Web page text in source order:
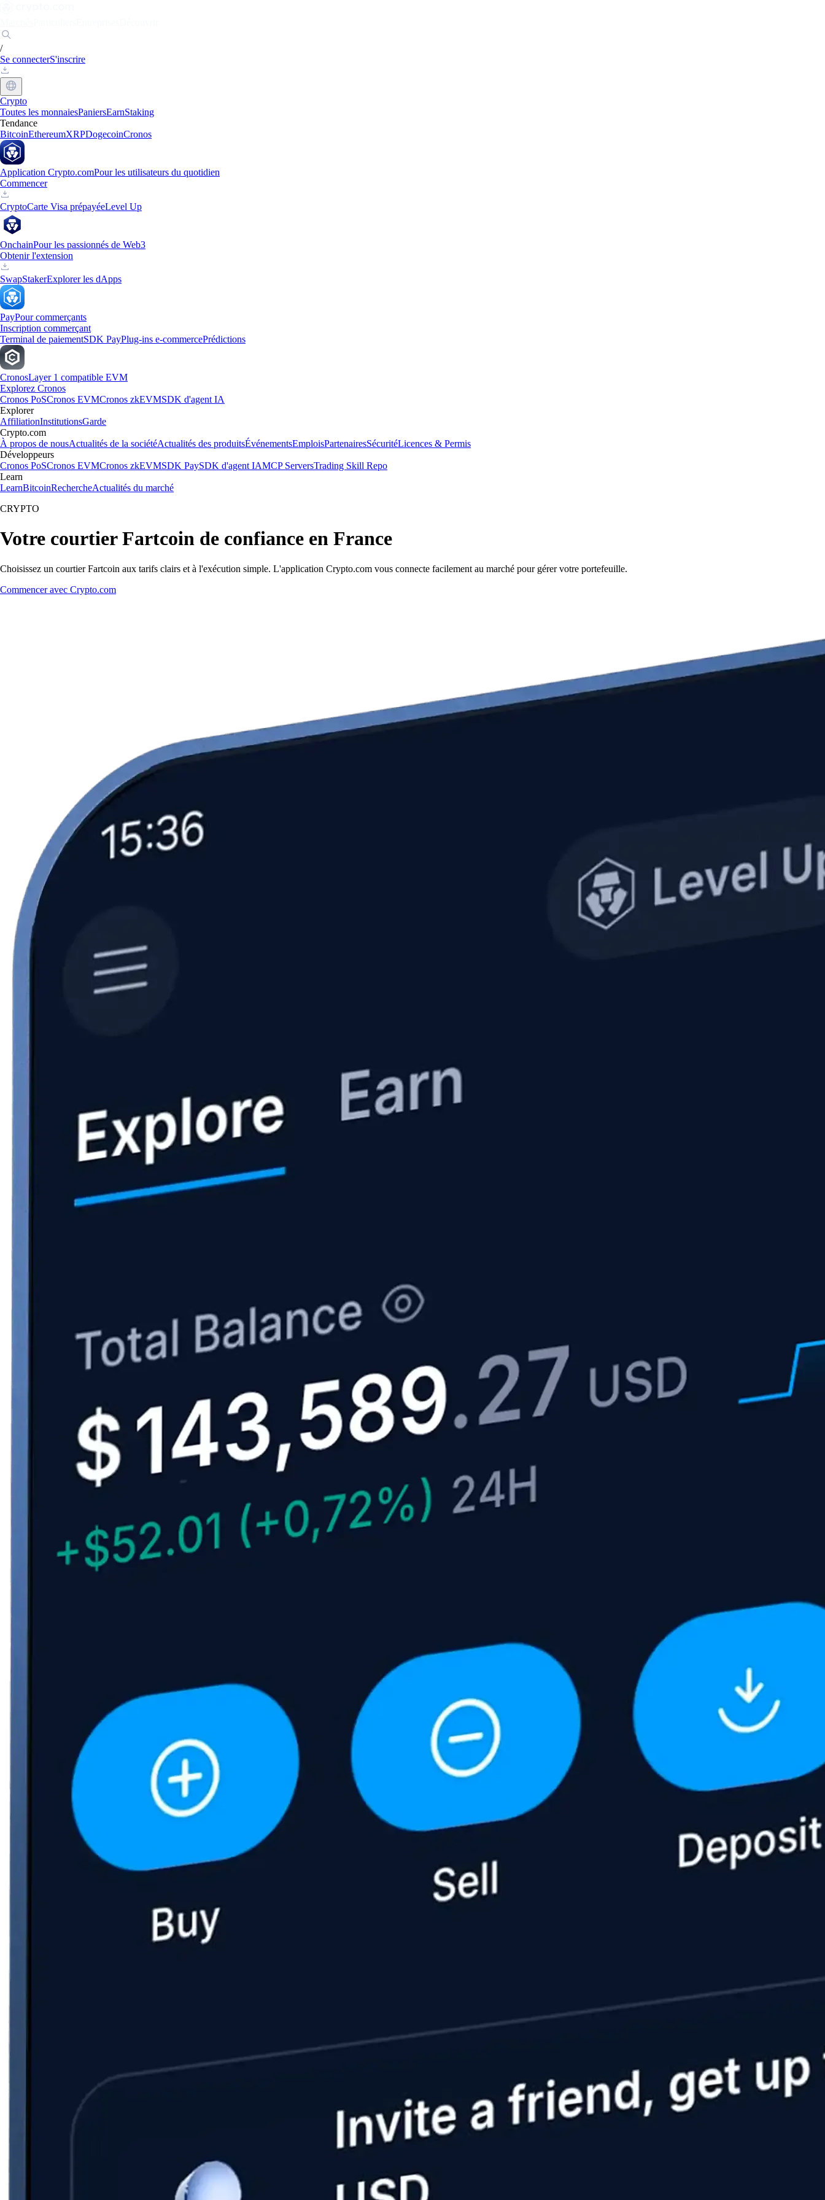
/
Se connecterS'inscrire
Crypto
Toutes les monnaiesPaniersEarnStaking
Tendance
BitcoinEthereumXRPDogecoinCronos
Application Crypto.comPour les utilisateurs du quotidien
Commencer
CryptoCarte Visa prépayéeLevel Up
OnchainPour les passionnés de Web3
Obtenir l'extension
SwapStakerExplorer les dApps
PayPour commerçants
Inscription commerçant
Terminal de paiementSDK PayPlug-ins e-commercePrédictions
CronosLayer 1 compatible EVM
Explorez Cronos
Cronos PoSCronos EVMCronos zkEVMSDK d'agent IA
Explorer
AffiliationInstitutionsGarde
Crypto.com
À propos de nousActualités de la sociétéActualités des produitsÉvénementsEmploisPartenairesSécuritéLicences & Permis
Développeurs
Cronos PoSCronos EVMCronos zkEVMSDK PaySDK d'agent IAMCP ServersTrading Skill Repo
Learn
LearnBitcoinRechercheActualités du marché
CRYPTO
Votre courtier Fartcoin de confiance en France
Choisissez un courtier Fartcoin aux tarifs clairs et à l'exécution simple. L'application Crypto.com vous connecte facilement au marché pour gérer votre portefeuille.
Commencer avec Crypto.com